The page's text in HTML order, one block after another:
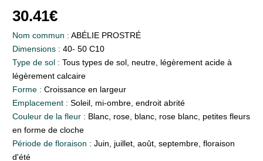
30.41€
Nom commun : ABÉLIE PROSTRÉ
Dimensions : 40- 50 C10
Type de sol : Tous types de sol, neutre, légèrement acide à
légèrement calcaire
Forme : Croissance en largeur
Emplacement : Soleil, mi-ombre, endroit abrité
Couleur de la fleur : Blanc, rose, blanc, rose blanc, petites fleurs
en forme de cloche
Période de floraison : Juin, juillet, août, septembre, floraison
d'été